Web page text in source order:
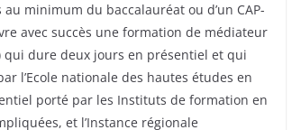
minimum du baccalauréat ou d’un CAP-
avec succès une formation de médiateur
dure deux jours en présentiel et qui
l’Ecole nationale des hautes études en
porté par les Instituts de formation en
et l’Instance régionale